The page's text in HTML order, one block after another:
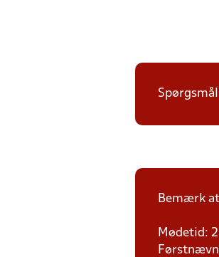
Bemærk
Mødetid: